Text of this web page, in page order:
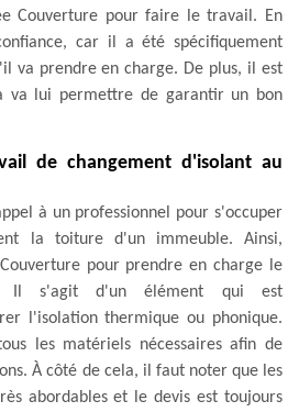
Couverture pour faire le travail. En
car il a été spécifiquement
va prendre en charge. De plus, il est
va lui permettre de garantir un bon
de changement d'isolant au
à un professionnel pour s'occuper
la toiture d'un immeuble. Ainsi,
pour prendre en charge le
Il s'agit d'un élément qui est
l'isolation thermique ou phonique.
les matériels nécessaires afin de
À côté de cela, il faut noter que les
abordables et le devis est toujours